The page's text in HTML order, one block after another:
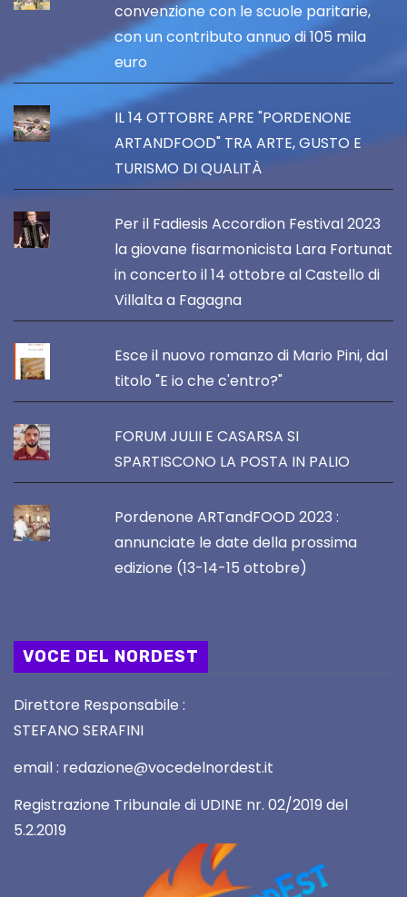
convenzione con le scuole paritarie,
con un contributo annuo di 105 mila
euro
IL 14 OTTOBRE APRE "PORDENONE
ARTANDFOOD" TRA ARTE, GUSTO E
TURISMO DI QUALITÀ
Per il Fadiesis Accordion Festival 2023
la giovane fisarmonicista Lara Fortunat
in concerto il 14 ottobre al Castello di
Villalta a Fagagna
Esce il nuovo romanzo di Mario Pini, dal
titolo "E io che c'entro?"
FORUM JULII E CASARSA SI
SPARTISCONO LA POSTA IN PALIO
Pordenone ARTandFOOD 2023 :
annunciate le date della prossima
edizione (13-14-15 ottobre)
VOCE DEL NORDEST
Direttore Responsabile :
STEFANO SERAFINI
email : redazione@vocedelnordest.it
Registrazione Tribunale di UDINE nr. 02/2019 del
5.2.2019